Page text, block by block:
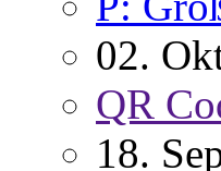
02.
QR
18.